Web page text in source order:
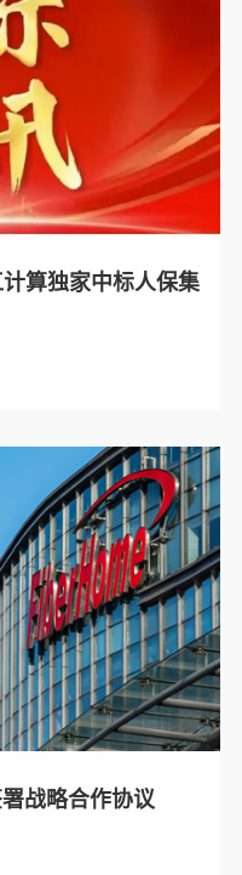
算独家中标人保集
战略合作协议